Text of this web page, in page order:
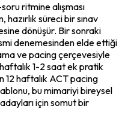
ritmine alışması
süreci bir sınav
dönüşür. Bir sonraki
denemesinden elde ettiği
ve pacing çerçevesiyle
1-2 saat ek pratik
12 haftalık ACT pacing
bu mimariyi bireysel
için somut bir